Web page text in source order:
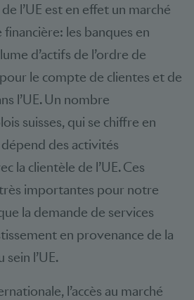
l’UE est en effet un marché
les banques en
d’actifs de l’ordre de
pour le compte de clientes et de
l’UE. Un nombre
suisses, qui se chiffre en
des activités
la clientèle de l’UE. Ces
importantes pour notre
la demande de services
en provenance de la
l’UE.
l’accès au marché